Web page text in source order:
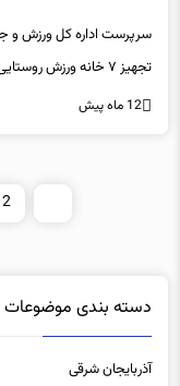
تجهیز ۷ خانه ورزش روستایی به مناسبت هفته دولت در این...
12 ماه پیش
2
دسته بندی موضوعات
آذربایجان شرقی